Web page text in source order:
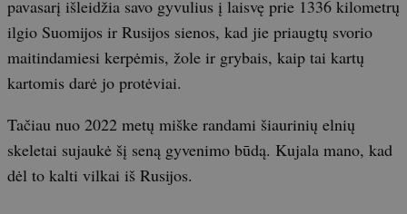
pavasarį išleidžia savo gyvulius į laisvę prie 1336 kilometrų
ilgio Suomijos ir Rusijos sienos, kad jie priaugtų svorio
maitindamiesi kerpėmis, žole ir grybais, kaip tai kartų
kartomis darė jo protėviai.
Tačiau nuo 2022 metų miške randami šiaurinių elnių
skeletai sujaukė šį seną gyvenimo būdą. Kujala mano, kad
dėl to kalti vilkai iš Rusijos.